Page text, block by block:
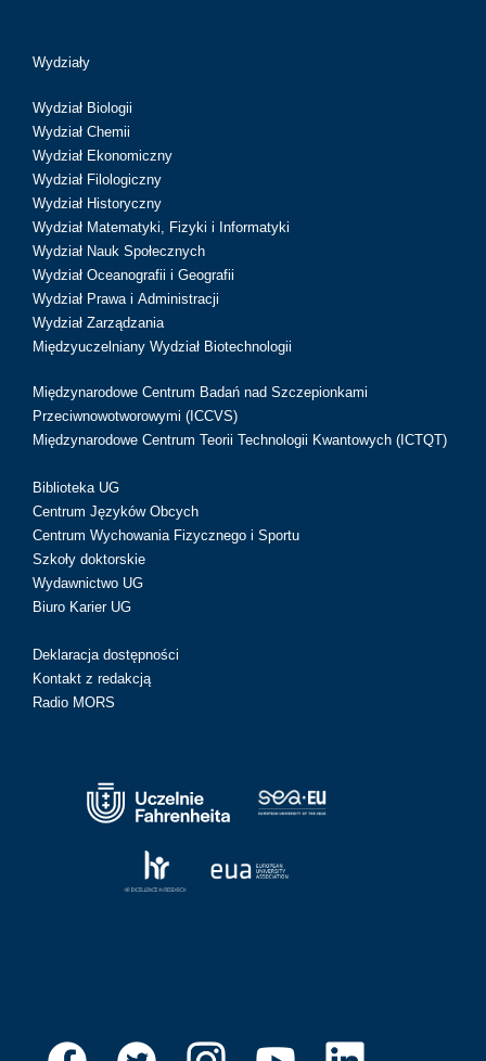
Wydziały
Wydział Biologii
Wydział Chemii
Wydział Ekonomiczny
Wydział Filologiczny
Wydział Historyczny
Wydział Matematyki, Fizyki i Informatyki
Wydział Nauk Społecznych
Wydział Oceanografii i Geografii
Wydział Prawa i Administracji
Wydział Zarządzania
Międzyuczelniany Wydział Biotechnologii
Międzynarodowe Centrum Badań nad Szczepionkami
Przeciwnowotworowymi (ICCVS)
Międzynarodowe Centrum Teorii Technologii Kwantowych (ICTQT)
Biblioteka UG
Centrum Języków Obcych
Centrum Wychowania Fizycznego i Sportu
Szkoły doktorskie
Wydawnictwo UG
Biuro Karier UG
Deklaracja dostępności
Kontakt z redakcją
Radio MORS